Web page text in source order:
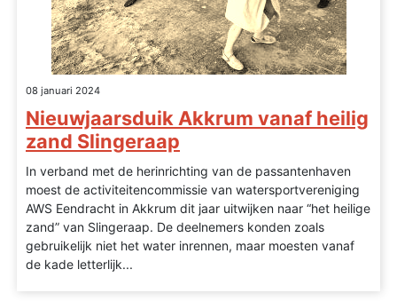
08 januari 2024
Nieuwjaarsduik Akkrum vanaf heilig
zand Slingeraap
In verband met de herinrichting van de passantenhaven
moest de activiteitencommissie van watersportvereniging
AWS Eendracht in Akkrum dit jaar uitwijken naar “het heilige
zand” van Slingeraap. De deelnemers konden zoals
gebruikelijk niet het water inrennen, maar moesten vanaf
de kade letterlijk...